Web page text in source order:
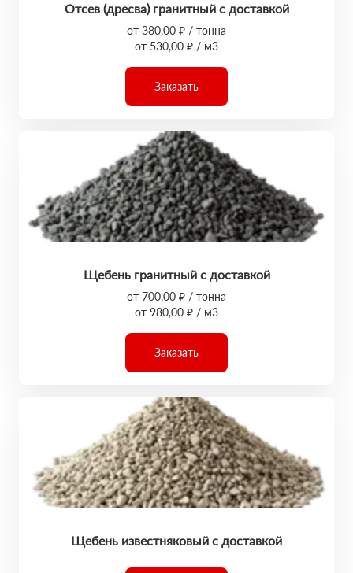
Отсев (дресва) гранитный с доставкой
от 380,00 ₽ / тонна
от 530,00 ₽ / м3
Заказать
Щебень гранитный с доставкой
от 700,00 ₽ / тонна
от 980,00 ₽ / м3
Заказать
Щебень известняковый с доставкой